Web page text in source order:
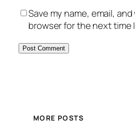
Save my name, email,
browser for the next time
MORE POSTS